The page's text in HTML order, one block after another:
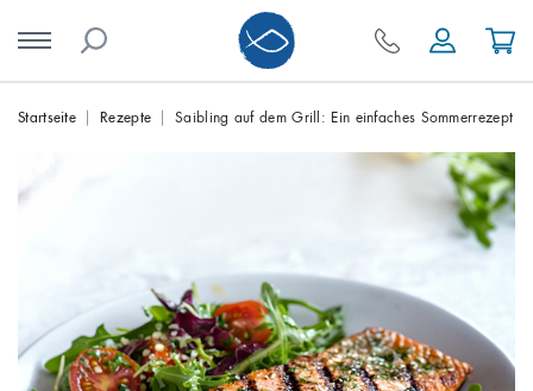
SkipStartseite Rezepte Saibling auf dem Grill: Ein einfaches Sommerrezept